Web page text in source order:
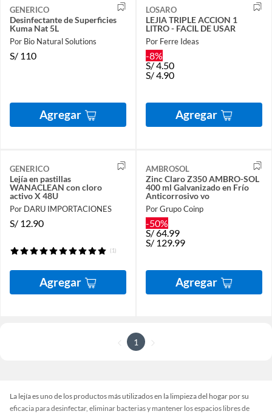
GENERICO
Desinfectante de Superficies
Kuma Nat 5L
Por Bio Natural Solutions
S/ 110
Agregar
LOSARO
LEJIA TRIPLE ACCION 1
LITRO - FACIL DE USAR
Por Ferre Ideas
-8%
S/4.50
S/4.90
Agregar
GENERICO
Lejía en pastillas
WANACLEAN con cloro
activo X 48U
Por DARU IMPORTACIONES
S/ 12.90
(1)
Agregar
AMBROSOL
Zinc Claro Z350 AMBRO-SOL
400 ml Galvanizado en Frío
Anticorrosivo vo
Por Grupo Coinp
-50%
S/64.99
S/ 129.99
Agregar
1
La lejía es uno de los productos más utilizados en la limpieza del hogar por su
eficacia para desinfectar, eliminar bacterias y mantener los espacios libres de